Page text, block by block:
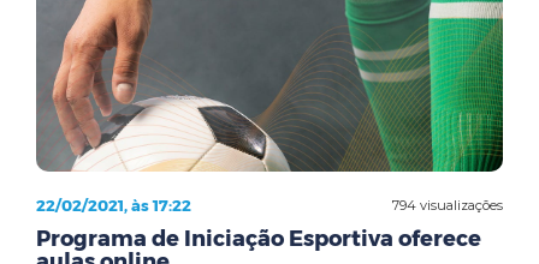
794 visualizações
22/02/2021, às 17:22
Programa de Iniciação Esportiva oferece